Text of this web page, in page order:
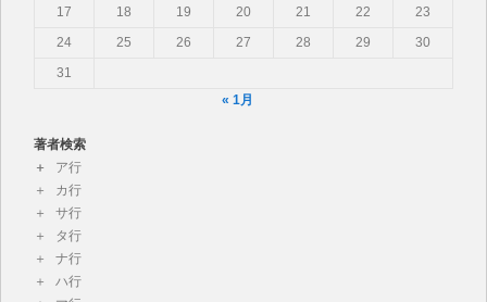
17
18 19 20 21 22
23
24
25 26 27 28 29
30
31
« 1月
著者検索
ア行
カ行
サ行
タ行
ナ行
ハ行